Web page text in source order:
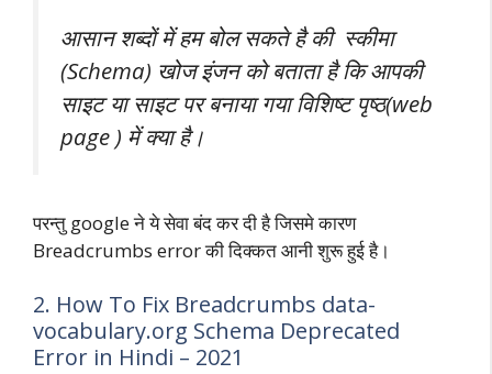
आसान शब्दों में हम बोल सकते है की स्कीमा
(Schema) खोज इंजन को बताता है कि आपकी
साइट या साइट पर बनाया गया विशिष्ट पृष्ठ(web
page ) में क्या है।
परन्तु google ने ये सेवा बंद कर दी है जिसमे कारण
Breadcrumbs error की दिक्कत आनी शुरू हुई है।
2. How To Fix Breadcrumbs data-
vocabulary.org Schema Deprecated
Error in Hindi – 2021